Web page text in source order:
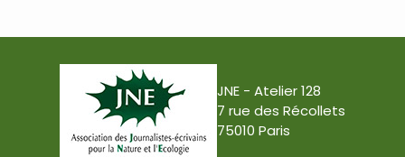
JNE - Atelier 128
7 rue des Récollets
75010 Paris